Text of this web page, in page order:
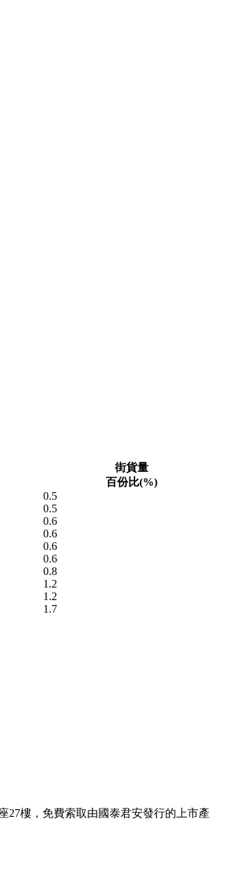
街貨量
百份比(%)
0.5
0.5
0.6
0.6
0.6
0.6
0.8
1.2
1.2
1.7
27樓，免費索取由國泰君安發行的上市產